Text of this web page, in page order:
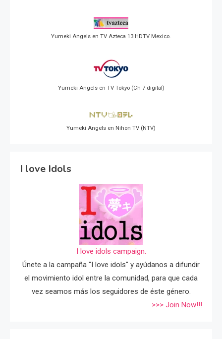
Yumeki Angels en TV Azteca 13 HDTV Mexico.
Yumeki Angels en TV Tokyo (Ch 7 digital)
Yumeki Angels en Nihon TV (NTV)
I love Idols
I love idols campaign.
Únete a la campaña "I love idols" y ayúdanos a difundir
el movimiento idol entre la comunidad, para que cada
vez seamos más los seguidores de éste género.
>>> Join Now!!!